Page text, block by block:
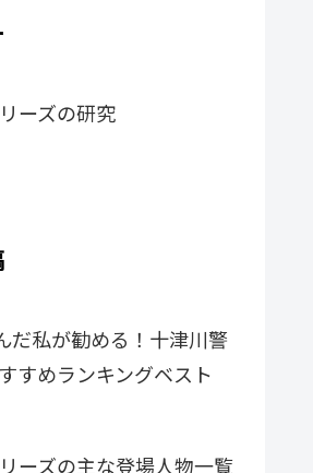
ーズの研究
だ私が勧める！十津川警
すめランキングベスト
ーズの主な登場人物一覧